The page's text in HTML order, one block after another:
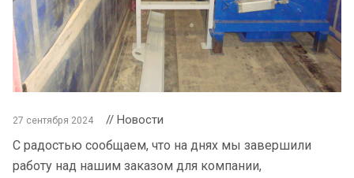
27 сентября 2024 // Новости
С радостью сообщаем, что на днях мы завершили
работу над нашим заказом для компании,